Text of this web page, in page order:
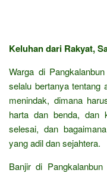
Keluhan dari Rakyat,
Warga di
selalu bertanya tentang
menindak, dimana
harta dan benda, dan
selesai, dan
yang adil dan sejahtera.
Banjir di